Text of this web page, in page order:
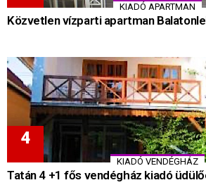
KIADÓ APARTMAN
Közvetlen vízparti apartman
KIADÓ VENDÉGHÁZ
Tatán 4 +1 fős vendégház kiadó